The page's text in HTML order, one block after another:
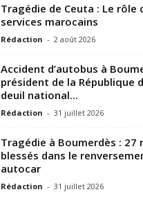
Tragédie de Ceuta : Le rôle
services marocains
Rédaction - 2 août 2026
Accident d’autobus à
président de la République
deuil national...
Rédaction - 31 juillet 2026
Tragédie à Boumerdès : 27
blessés dans le
autocar
Rédaction - 31 juillet 2026